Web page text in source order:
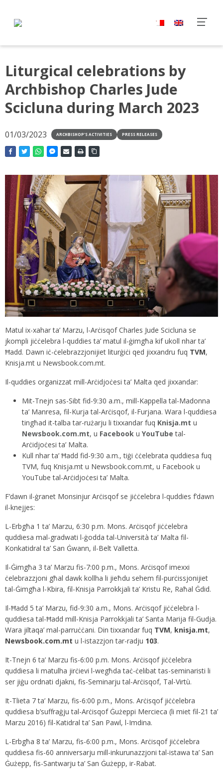
Liturgical celebrations by
Archbishop Charles Jude
Scicluna during March 2023
01/03/2023 ARCHBISHOP'S ACTIVITIES PRESS RELEASES
Matul ix-xahar ta’ Marzu, l-Arċisqof Charles Jude Scicluna se
jkompli jiċċelebra l-quddies ta’ matul il-ġimgħa kif ukoll nhar ta’
Ħadd. Dawn iċ-ċelebrazzjonijiet liturġiċi qed jixxandru fuq TVM,
Knisja.mt u Newsbook.com.mt.
Il-quddies organizzat mill-Arċidjoċesi ta’ Malta qed jixxandar:
Mit-Tnejn sas-Sibt fid-9:30 a.m., mill-Kappella tal-Madonna
ta’ Manresa, fil-Kurja tal-Arċisqof, il-Furjana. Wara l-quddiesa
tingħad it-talba tar-rużarju li tixxandar fuq Knisja.mt u
Newsbook.com.mt, u Facebook u YouTube tal-
Arċidjoċesi ta’ Malta.
Kull nhar ta’ Ħadd fid-9:30 a.m., tiġi ċċelebrata quddiesa fuq
TVM, fuq Knisja.mt u Newsbook.com.mt, u Facebook u
YouTube tal-Arċidjoċesi ta’ Malta.
F’dawn il-ġranet Monsinjur Arċisqof se jiċċelebra l-quddies f’dawn
il-knejjes:
L-Erbgħa 1 ta’ Marzu, 6:30 p.m. Mons. Arċisqof jiċċelebra
quddiesa mal-gradwati l-ġodda tal-Università ta’ Malta fil-
Konkatidral ta’ San Ġwann, il-Belt Valletta.
Il-Ġimgħa 3 ta’ Marzu fis-7:00 p.m., Mons. Arċisqof imexxi
ċelebrazzjoni għal dawk kollha li jieħdu sehem fil-purċissjonijiet
tal-Ġimgħa l-Kbira, fil-Knisja Parrokkjali ta’ Kristu Re, Raħal Ġdid.
Il-Ħadd 5 ta’ Marzu, fid-9:30 a.m., Mons. Arċisqof jiċċelebra l-
quddiesa tal-Ħadd mill-Knisja Parrokkjali ta’ Santa Marija fil-Gudja.
Wara jiltaqa’ mal-parruċċani. Din tixxandar fuq TVM, knisja.mt,
Newsbook.com.mt u l-istazzjon tar-radju 103.
It-Tnejn 6 ta’ Marzu fis-6:00 p.m. Mons. Arċisqof jiċċelebra
quddiesa li matulha jirċievi l-wegħda taċ-ċelibat tas-seminaristi li
ser jiġu ordnati djakni, fis-Seminarju tal-Arċisqof, Tal-Virtù.
It-Tlieta 7 ta’ Marzu, fis-6:00 p.m., Mons. Arċisqof jiċċelebra
quddiesa b’suffraġju tal-Arċisqof Ġużeppi Mercieca (li miet fil-21 ta’
Marzu 2016) fil-Katidral ta’ San Pawl, l-Imdina.
L-Erbgħa 8 ta’ Marzu, fis-6:00 p.m., Mons. Arċisqof jiċċelebra
quddiesa fis-60 anniversarju mill-inkurunazzjoni tal-istawa ta’ San
Ġużepp, fis-Santwarju ta’ San Ġużepp, ir-Rabat.